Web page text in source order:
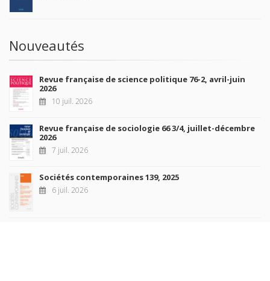
Nouveautés
Revue française de science politique 76-2, avril-juin
2026
10 juil. 2026
Revue française de sociologie 66 3/4, juillet-décembre
2026
7 juil. 2026
Sociétés contemporaines 139, 2025
6 juil. 2026